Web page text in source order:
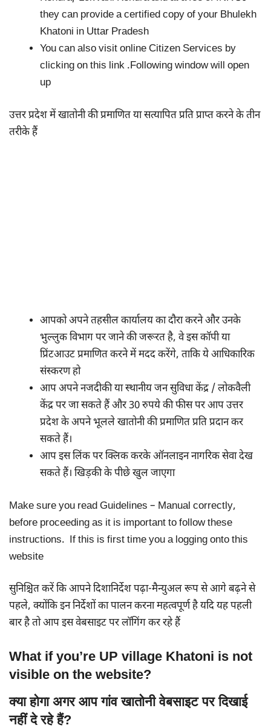
they can provide a certified copy of your Bhulekh
Khatoni in Uttar Pradesh
You can also visit online Citizen Services by
clicking on this link .Following window will open
up
उत्तर प्रदेश में खातोनी की प्रमाणित या सत्यापित प्रति प्राप्त करने के तीन
तरीके हैं
आपको अपने तहसील कार्यालय का दौरा करने और उनके
भुल्लुक विभाग पर जाने की जरूरत है, वे इस कॉपी या
प्रिंटआउट प्रमाणित करने में मदद करेंगे, ताकि ये आधिकारिक
संस्करण हो
आप अपने नजदीकी या स्थानीय जन सुविधा केंद्र / लोकवैली
केंद्र पर जा सकते हैं और 30 रुपये की फीस पर आप उत्तर
प्रदेश के अपने भूलले खातोनी की प्रमाणित प्रति प्रदान कर
सकते हैं।
आप इस लिंक पर क्लिक करके ऑनलाइन नागरिक सेवा देख
सकते हैं। खिड़की के पीछे खुल जाएगा
Make sure you read Guidelines – Manual correctly,
before proceeding as it is important to follow these
instructions. If this is first time you a logging onto this
website
सुनिश्चित करें कि आपने दिशानिर्देश पढ़ा-मैन्युअल रूप से आगे बढ़ने से
पहले, क्योंकि इन निर्देशों का पालन करना महत्वपूर्ण है यदि यह पहली
बार है तो आप इस वेबसाइट पर लॉगिंग कर रहे हैं
What if you’re UP village Khatoni is not
visible on the website?
क्या होगा अगर आप गांव खातोनी वेबसाइट पर दिखाई
नहीं दे रहे हैं?